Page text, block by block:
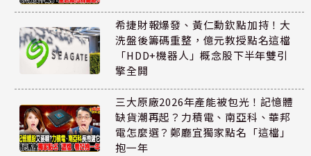
希捷財報爆發、黃仁勳欽點加持！大
洗盤後籌碼重整，億元教授點名這檔
「HDD+機器人」概念股下半年雙引
擎全開
三大原廠2026年產能被包光！記憶體
缺貨潮再起？力積電、南亞科、華邦
電怎麼選？鄭廳宜獨家點名「這檔」
抱一年